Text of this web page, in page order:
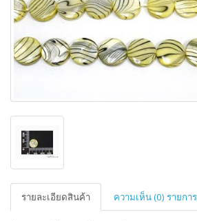
รายละเอียดสินค้า ความเห็น (0) รายการ